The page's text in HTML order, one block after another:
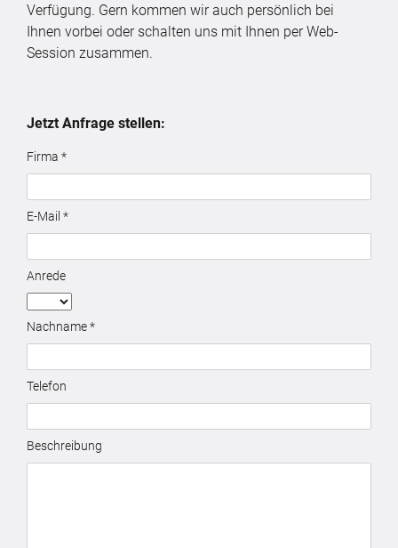
Verfügung. Gern kommen wir auch persönlich bei
Ihnen vorbei oder schalten uns mit Ihnen per Web-
Session zusammen.
Jetzt Anfrage stellen:
Firma *
E-Mail *
Anrede
Nachname *
Telefon
Beschreibung